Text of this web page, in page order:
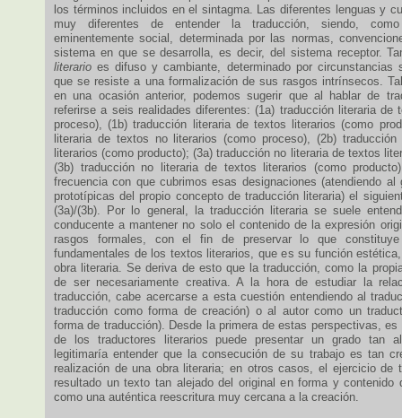
los términos incluidos en el sintagma. Las diferentes lenguas y
muy diferentes de entender la traducción, siendo,
eminentemente social, determinada por las normas,
sistema en que se desarrolla, es decir, del sistema receptor.
literario es difuso y cambiante, determinado por circunstancias
que se resiste a una formalización de sus rasgos intrínsecos.
en una ocasión anterior, podemos sugerir que al hablar de
referirse a seis realidades diferentes: (1a) traducción literaria de
proceso), (1b) traducción literaria de textos literarios (como
literaria de textos no literarios (como proceso), (2b)
literarios (como producto); (3a) traducción no literaria de textos
(3b) traducción no literaria de textos literarios (como
frecuencia con que cubrimos esas designaciones (atendiendo al
prototípicas del propio concepto de traducción literaria) el
(3a)/(3b). Por lo general, la traducción literaria se suele
conducente a mantener no solo el contenido de la expresión
rasgos formales, con el fin de preservar lo que
fundamentales de los textos literarios, que es su función
obra literaria. Se deriva de esto que la traducción, como la
de ser necesariamente creativa. A la hora de estudiar la
traducción, cabe acercarse a esta cuestión entendiendo al
traducción como forma de creación) o al autor como un
forma de traducción). Desde la primera de estas perspectivas, es
de los traductores literarios puede presentar un grado tan
legitimaría entender que la consecución de su trabajo es tan
realización de una obra literaria; en otros casos, el ejercicio de
resultado un texto tan alejado del original en forma y contenido
como una auténtica reescritura muy cercana a la creación.